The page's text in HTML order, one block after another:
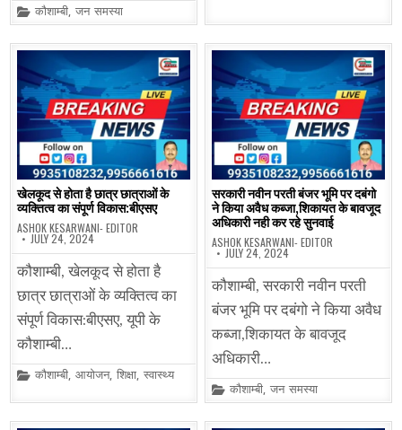
Posted
in
कौशाम्बी,जन समस्या
खेलकूद से होता है छात्र छात्राओं के
व्यक्तित्व का संपूर्ण विकास:बीएसए
ASHOK KESARWANI- EDITOR
JULY 24, 2024
कौशाम्बी, खेलकूद से होता है
छात्र छात्राओं के व्यक्तित्व का
संपूर्ण विकास:बीएसए, यूपी के
कौशाम्बी…
Posted
कौशाम्बी,आयोजन,शिक्षा,स्वास्थ्य
सरकारी नवीन परती बंजर भूमि पर दबंगो
ने किया अवैध कब्जा,शिकायत के बावजूद
अधिकारी नही कर रहे सुनवाई
ASHOK KESARWANI- EDITOR
JULY 24, 2024
कौशाम्बी, सरकारी नवीन परती
बंजर भूमि पर दबंगो ने किया अवैध
कब्जा,शिकायत के बावजूद
अधिकारी…
Posted
in
कौशाम्बी,जन समस्या